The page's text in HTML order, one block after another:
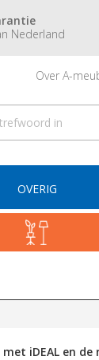
Nederland
Over A-
OVERIG
iDEAL en